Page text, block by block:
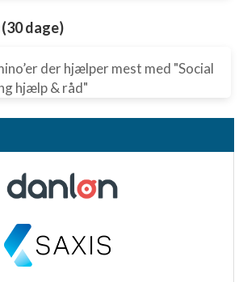
dage)
der hjælper mest med "Social
hjælp & råd"